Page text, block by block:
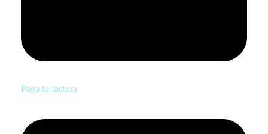
Paga tu factura